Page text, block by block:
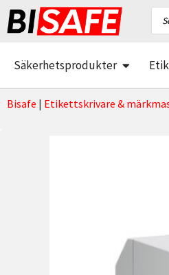
Säkerhetsprodukter
Bisafe | Etikettskrivare &